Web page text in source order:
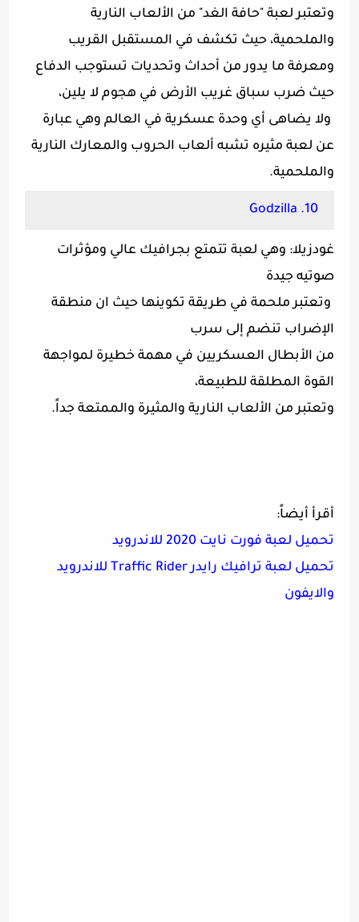
وتعتبر لعبة "حافة الغد" من الألعاب النارية
والملحمية، حيث تكشف في المستقبل القريب
ومعرفة ما يدور من أحداث وتحديات تستوجب الدفاع
حيث ضرب سباق غريب الأرض في هجوم لا يلين،
ولا يضاهى أي وحدة عسكرية في العالم وهي عبارة
عن لعبة مثيره تشبه ألعاب الحروب والمعارك النارية
والملحمية.
10. Godzilla
غودزيلا: وهي لعبة تتمتع بجرافيك عالي ومؤثرات
صوتيه جيدة
وتعتبر ملحمة في طريقة تكوينها حيث ان منطقة
الإضراب تنضم إلى سرب
من الأبطال العسكريين في مهمة خطيرة لمواجهة
القوة المطلقة للطبيعة،
وتعتبر من الألعاب النارية والمثيرة والممتعة جداً.
أقرأ أيضاً:
تحميل لعبة فورت نايت 2020 للاندرويد
تحميل لعبة ترافيك رايدر Traffic Rider للاندرويد
والايفون